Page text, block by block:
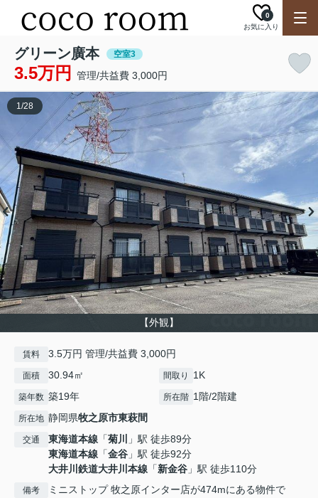
お気に入り
0
グリーン廣本 空室3
3.5万円 管理/共益費 3,000円
【外観】
1/28
賃料 3.5万円 管理/共益費 3,000円
面積 30.94㎡ 間取り 1K
築年数 築19年 所在階 1階/2階建
所在地 静岡県牧之原市東萩間
交通 東海道本線 「菊川
」駅 徒歩89分
東海道本線 「金谷 」駅 徒歩92分
大井川鉄道大井川本線 「新金谷 」駅 徒歩110分
備考
ミニストップ 牧之原インター店が474mにある物件で